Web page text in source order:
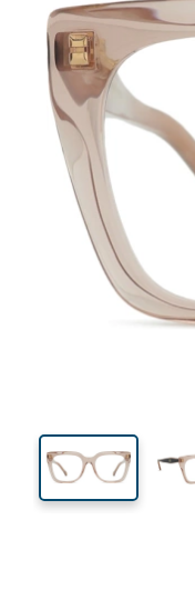
43 mm
Glashoogte